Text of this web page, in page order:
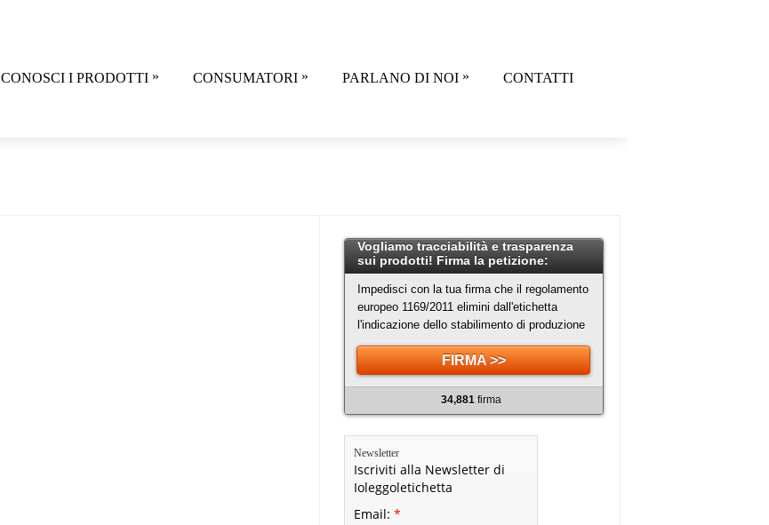
CONOSCI I PRODOTTI » CONSUMATORI » PARLANO DI NOI » CONTATTI
Vogliamo tracciabilità e trasparenza
sui prodotti! Firma la petizione:
Impedisci con la tua firma che il regolamento
europeo 1169/2011 elimini dall'etichetta
l'indicazione dello stabilimento di produzione
FIRMA >>
34,881 firma
Newsletter
Iscriviti alla Newsletter di
Ioleggoletichetta
Email: *